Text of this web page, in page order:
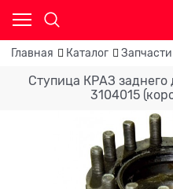
Главная Каталог
Ступица КРАЗ заднего
3104015